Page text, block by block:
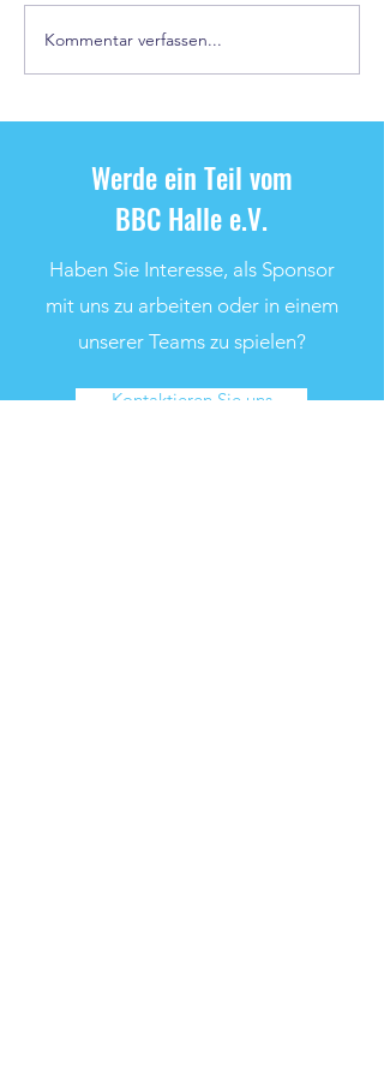
Rückblick auf den 3. ÖSA-
Sommercup des BBC Halle
Kommentar verfassen...
Werde ein Teil vom
BBC Halle e.V.
Haben Sie Interesse, als Sponsor
mit uns zu arbeiten oder in einem
unserer Teams zu spielen?
Kontaktieren Sie uns